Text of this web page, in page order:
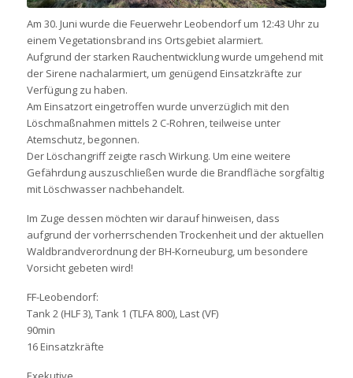
Am 30. Juni wurde die Feuerwehr Leobendorf um 12:43 Uhr zu
einem Vegetationsbrand ins Ortsgebiet alarmiert.
Aufgrund der starken Rauchentwicklung wurde umgehend mit
der Sirene nachalarmiert, um genügend Einsatzkräfte zur
Verfügung zu haben.
Am Einsatzort eingetroffen wurde unverzüglich mit den
Löschmaßnahmen mittels 2 C-Rohren, teilweise unter
Atemschutz, begonnen.
Der Löschangriff zeigte rasch Wirkung. Um eine weitere
Gefährdung auszuschließen wurde die Brandfläche sorgfältig
mit Löschwasser nachbehandelt.
Im Zuge dessen möchten wir darauf hinweisen, dass
aufgrund der vorherrschenden Trockenheit und der aktuellen
Waldbrandverordnung der BH-Korneuburg, um besondere
Vorsicht gebeten wird!
FF-Leobendorf:
Tank 2 (HLF 3), Tank 1 (TLFA 800), Last (VF)
90min
16 Einsatzkräfte